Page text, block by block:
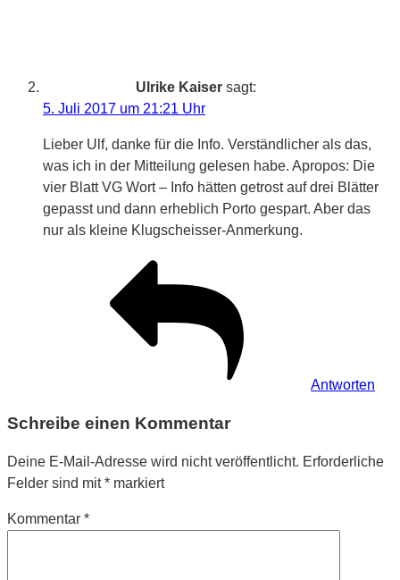
Ulrike Kaiser sagt:
5. Juli 2017 um 21:21 Uhr
Lieber Ulf, danke für die Info. Verständlicher als das,
was ich in der Mitteilung gelesen habe. Apropos: Die
vier Blatt VG Wort – Info hätten getrost auf drei Blätter
gepasst und dann erheblich Porto gespart. Aber das
nur als kleine Klugscheisser-Anmerkung.
Antworten
Schreibe einen Kommentar
Deine E-Mail-Adresse wird nicht veröffentlicht. Erforderliche
Felder sind mit* markiert
Kommentar *